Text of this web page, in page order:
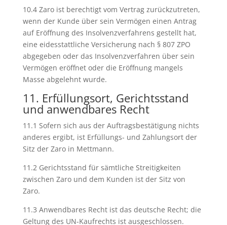
10.4 Zaro ist berechtigt vom Vertrag zurückzutreten,
wenn der Kunde über sein Vermögen einen Antrag
auf Eröffnung des Insolvenzverfahrens gestellt hat,
eine eidesstattliche Versicherung nach § 807 ZPO
abgegeben oder das Insolvenzverfahren über sein
Vermögen eröffnet oder die Eröffnung mangels
Masse abgelehnt wurde.
11. Erfüllungsort, Gerichtsstand
und anwendbares Recht
11.1 Sofern sich aus der Auftragsbestätigung nichts
anderes ergibt, ist Erfüllungs- und Zahlungsort der
Sitz der Zaro in Mettmann.
11.2 Gerichtsstand für sämtliche Streitigkeiten
zwischen Zaro und dem Kunden ist der Sitz von
Zaro.
11.3 Anwendbares Recht ist das deutsche Recht; die
Geltung des UN-Kaufrechts ist ausgeschlossen.